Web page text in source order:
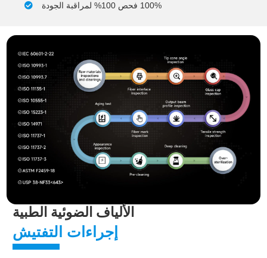
100% فحص 100% لمراقبة الجودة
الألياف الضوئية الطبية
إجراءات التفتيش